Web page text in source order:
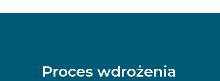
Proces wdrożenia